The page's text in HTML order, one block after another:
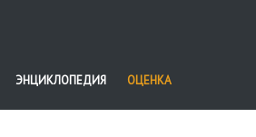
ЭНЦИКЛОПЕДИЯ ОЦЕНКА